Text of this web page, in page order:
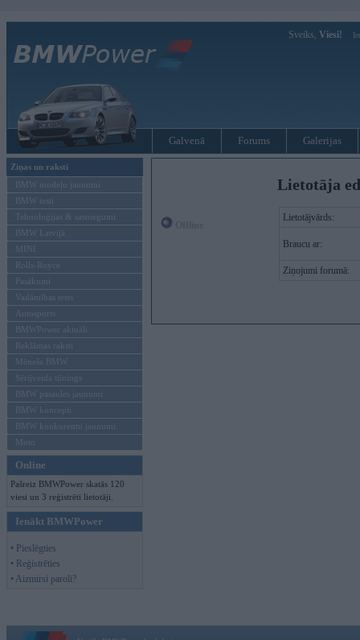
Sveiks, Viesi!
Galvenā Forums Galerijas
Ziņas un raksti
BMW modeļu jaunumi
BMW testi
Tehnoloģijas & sasniegumi
BMW Latvijā
MINI
Rolls-Royce
Pasākumi
Vadāmības tests
Autosports
BMWPower aktuāli
Reklāmas raksti
Mēneša BMW
Sērijveida tūnings
BMW pasaules jaunumi
BMW koncepti
BMW konkurentu jaunumi
Moto
Online
Pašreiz BMWPower skatās 120
viesi un 3 reģistrēti lietotāji.
Ienākt BMWPower
• Pieslēgties
• Reģistrēties
• Aizmirsi paroli?
Lietotāja
Lietotājvārds:
Braucu ar:
Ziņojumi forumā: